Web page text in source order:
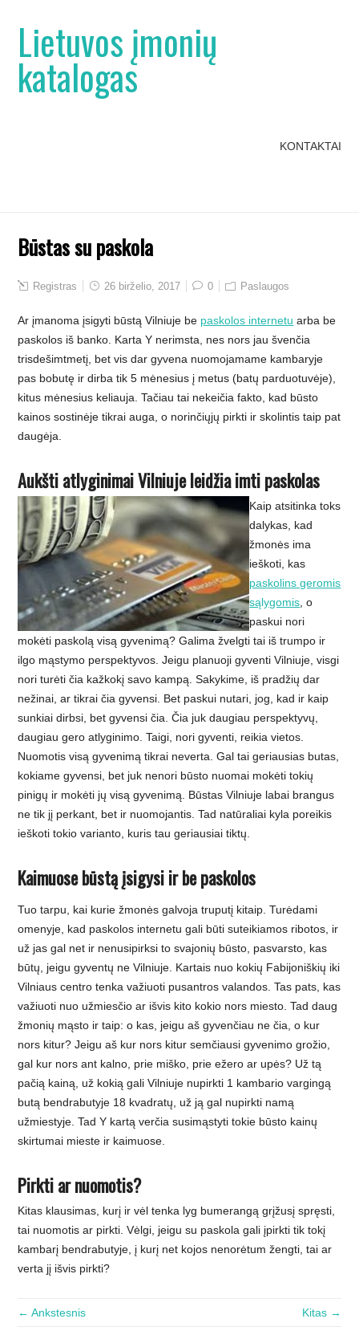
Lietuvos įmonių
katalogas
KONTAKTAI
Būstas su paskola
Registras 26 birželio, 2017 0 Paslaugos
Ar įmanoma įsigyti būstą Vilniuje be paskolos internetu arba be
paskolos iš banko. Karta Y nerimsta, nes nors jau švenčia
trisdešimtmetį, bet vis dar gyvena nuomojamame kambaryje
pas bobutę ir dirba tik 5 mėnesius į metus (batų parduotuvėje),
kitus mėnesius keliauja. Tačiau tai nekeičia fakto, kad būsto
kainos sostinėje tikrai auga, o norinčiųjų pirkti ir skolintis taip pat
daugėja.
Aukšti atlyginimai Vilniuje leidžia imti paskolas
Kaip atsitinka toks
dalykas, kad
žmonės ima
ieškoti, kas
paskolins geromis
sąlygomis , o
paskui nori
mokėti paskolą visą gyvenimą? Galima žvelgti tai iš trumpo ir
ilgo mąstymo perspektyvos. Jeigu planuoji gyventi Vilniuje, visgi
nori turėti čia kažkokį savo kampą. Sakykime, iš pradžių dar
nežinai, ar tikrai čia gyvensi. Bet paskui nutari, jog, kad ir kaip
sunkiai dirbsi, bet gyvensi čia. Čia juk daugiau perspektyvų,
daugiau gero atlyginimo. Taigi, nori gyventi, reikia vietos.
Nuomotis visą gyvenimą tikrai neverta. Gal tai geriausias butas,
kokiame gyvensi, bet juk nenori būsto nuomai mokėti tokių
pinigų ir mokėti jų visą gyvenimą. Būstas Vilniuje labai brangus
ne tik jį perkant, bet ir nuomojantis. Tad natūraliai kyla poreikis
ieškoti tokio varianto, kuris tau geriausiai tiktų.
Kaimuose būstą įsigysi ir be paskolos
Tuo tarpu, kai kurie žmonės galvoja truputį kitaip. Turėdami
omenyje, kad paskolos internetu gali būti suteikiamos ribotos, ir
už jas gal net ir nenusipirksi to svajonių būsto, pasvarsto, kas
būtų, jeigu gyventų ne Vilniuje. Kartais nuo kokių Fabijoniškių iki
Vilniaus centro tenka važiuoti pusantros valandos. Tas pats, kas
važiuoti nuo užmiesčio ar išvis kito kokio nors miesto. Tad daug
žmonių mąsto ir taip: o kas, jeigu aš gyvenčiau ne čia, o kur
nors kitur? Jeigu aš kur nors kitur semčiausi gyvenimo grožio,
gal kur nors ant kalno, prie miško, prie ežero ar upės? Už tą
pačią kainą, už kokią gali Vilniuje nupirkti 1 kambario vargingą
butą bendrabutyje 18 kvadratų, už ją gal nupirkti namą
užmiestyje. Tad Y kartą verčia susimąstyti tokie būsto kainų
skirtumai mieste ir kaimuose.
Pirkti ar nuomotis?
Kitas klausimas, kurį ir vėl tenka lyg bumerangą grįžusį spręsti,
tai nuomotis ar pirkti. Vėlgi, jeigu su paskola gali įpirkti tik tokį
kambarį bendrabutyje, į kurį net kojos nenorėtum žengti, tai ar
verta jį išvis pirkti?
← Ankstesnis Kitas →